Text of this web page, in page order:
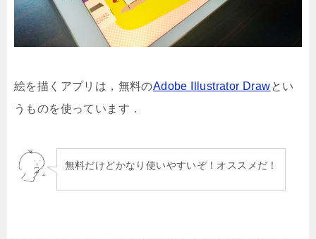
絵を描くアプリは，無料のAdobe Illustrator Drawとい
うものを使っています．
無料だけどかなり使いやすいぞ！オススメだ！